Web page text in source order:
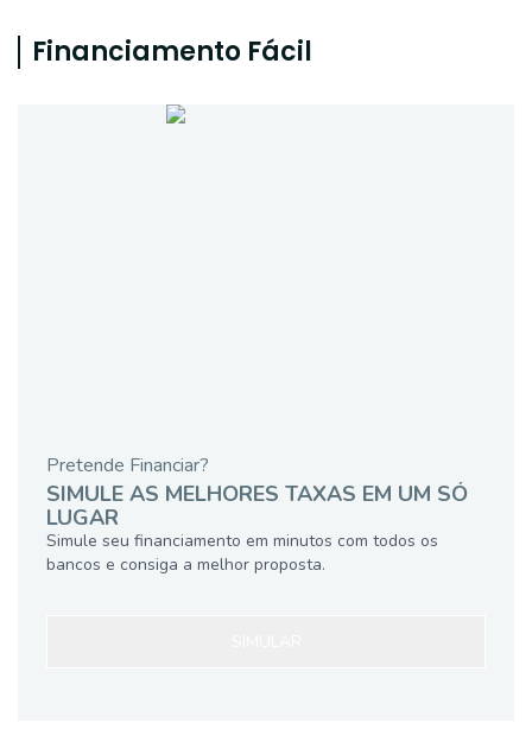
Financiamento Fácil
Pretende Financiar?
SIMULE AS MELHORES TAXAS EM UM SÓ
LUGAR
Simule seu financiamento em minutos com todos os
bancos e consiga a melhor proposta.